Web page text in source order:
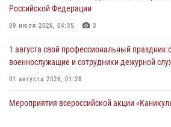
Российской Федерации
09 июля 2026, 04:35 3
1 августа свой профессиональный праздник
военнослужащие и сотрудники дежурной
01 августа 2026, 01:28
Мероприятия всероссийской акции